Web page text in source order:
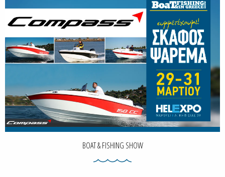
BOAT & FISHING SHOW